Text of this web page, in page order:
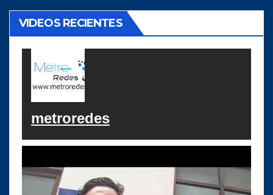
VIDEOS RECIENTES
metroredes